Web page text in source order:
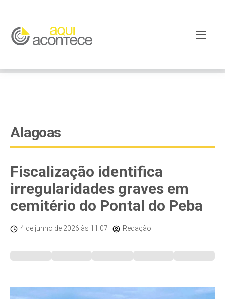
googleb82de9a22cec23e8.html
Alagoas
Fiscalização identifica
irregularidades graves em
cemitério do Pontal do Peba
4 de junho de 2026 às 11:07 Redação